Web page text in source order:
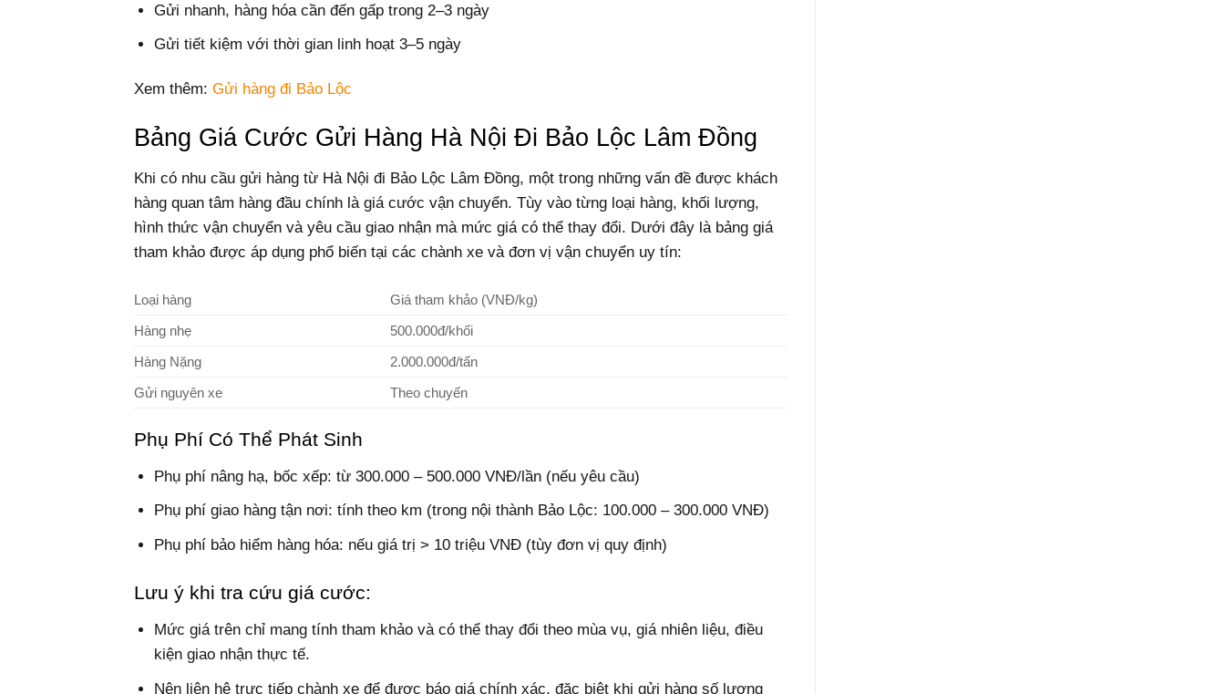
Gửi nhanh, hàng hóa cần đến gấp trong 2–3 ngày
Gửi tiết kiệm với thời gian linh hoạt 3–5 ngày
Xem thêm: Gửi hàng đi Bảo Lộc
Bảng Giá Cước Gửi Hàng Hà Nội Đi Bảo Lộc Lâm Đồng
Khi có nhu cầu gửi hàng từ Hà Nội đi Bảo Lộc Lâm Đồng, một trong những vấn đề được khách
hàng quan tâm hàng đầu chính là giá cước vận chuyển. Tùy vào từng loại hàng, khối lượng,
hình thức vận chuyển và yêu cầu giao nhận mà mức giá có thể thay đổi. Dưới đây là bảng giá
tham khảo được áp dụng phổ biến tại các chành xe và đơn vị vận chuyển uy tín:
Loại hàng
Giá tham khảo (VNĐ/kg)
Hàng nhẹ
500.000đ/khối
Hàng Nặng
2.000.000đ/tấn
Gửi nguyên xe
Theo chuyến
Phụ Phí Có Thể Phát Sinh
Phụ phí nâng hạ, bốc xếp: từ 300.000 – 500.000 VNĐ/lần (nếu yêu cầu)
Phụ phí giao hàng tận nơi: tính theo km (trong nội thành Bảo Lộc: 100.000 – 300.000 VNĐ)
Phụ phí bảo hiểm hàng hóa: nếu giá trị > 10 triệu VNĐ (tùy đơn vị quy định)
Lưu ý khi tra cứu giá cước:
Mức giá trên chỉ mang tính tham khảo và có thể thay đổi theo mùa vụ, giá nhiên liệu, điều
kiện giao nhận thực tế.
Nên liên hệ trực tiếp chành xe để được báo giá chính xác, đặc biệt khi gửi hàng số lượng